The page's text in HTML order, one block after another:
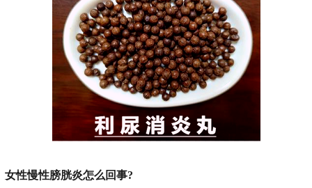
女性慢性膀胱炎怎么回事?